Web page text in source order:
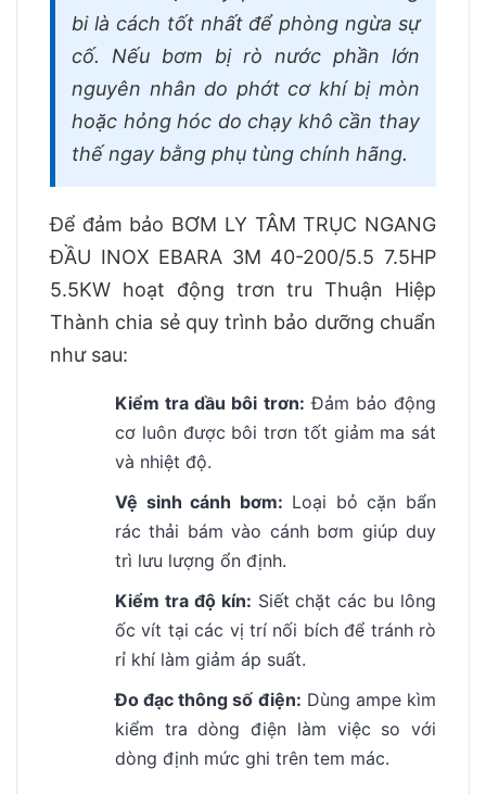
bi là cách tốt nhất để phòng ngừa sự
cố. Nếu bơm bị rò nước phần lớn
nguyên nhân do phớt cơ khí bị mòn
hoặc hỏng hóc do chạy khô cần thay
thế ngay bằng phụ tùng chính hãng.
Để đảm bảo BƠM LY TÂM TRỤC NGANG
ĐẦU INOX EBARA 3M 40-200/5.5 7.5HP
5.5KW hoạt động trơn tru Thuận Hiệp
Thành chia sẻ quy trình bảo dưỡng chuẩn
như sau:
Kiểm tra dầu bôi trơn: Đảm bảo động
cơ luôn được bôi trơn tốt giảm ma sát
và nhiệt độ.
Vệ sinh cánh bơm: Loại bỏ cặn bẩn
rác thải bám vào cánh bơm giúp duy
trì lưu lượng ổn định.
Kiểm tra độ kín: Siết chặt các bu lông
ốc vít tại các vị trí nối bích để tránh rò
rỉ khí làm giảm áp suất.
Đo đạc thông số điện: Dùng ampe kìm
kiểm tra dòng điện làm việc so với
dòng định mức ghi trên tem mác.